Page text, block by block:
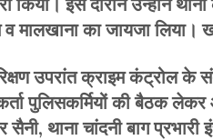
मालखाना का जायजा लिया।
उपरांत क्राइम कंट्रोल के
पुलिसकर्मियों की बैठक
थाना चांदनी बाग